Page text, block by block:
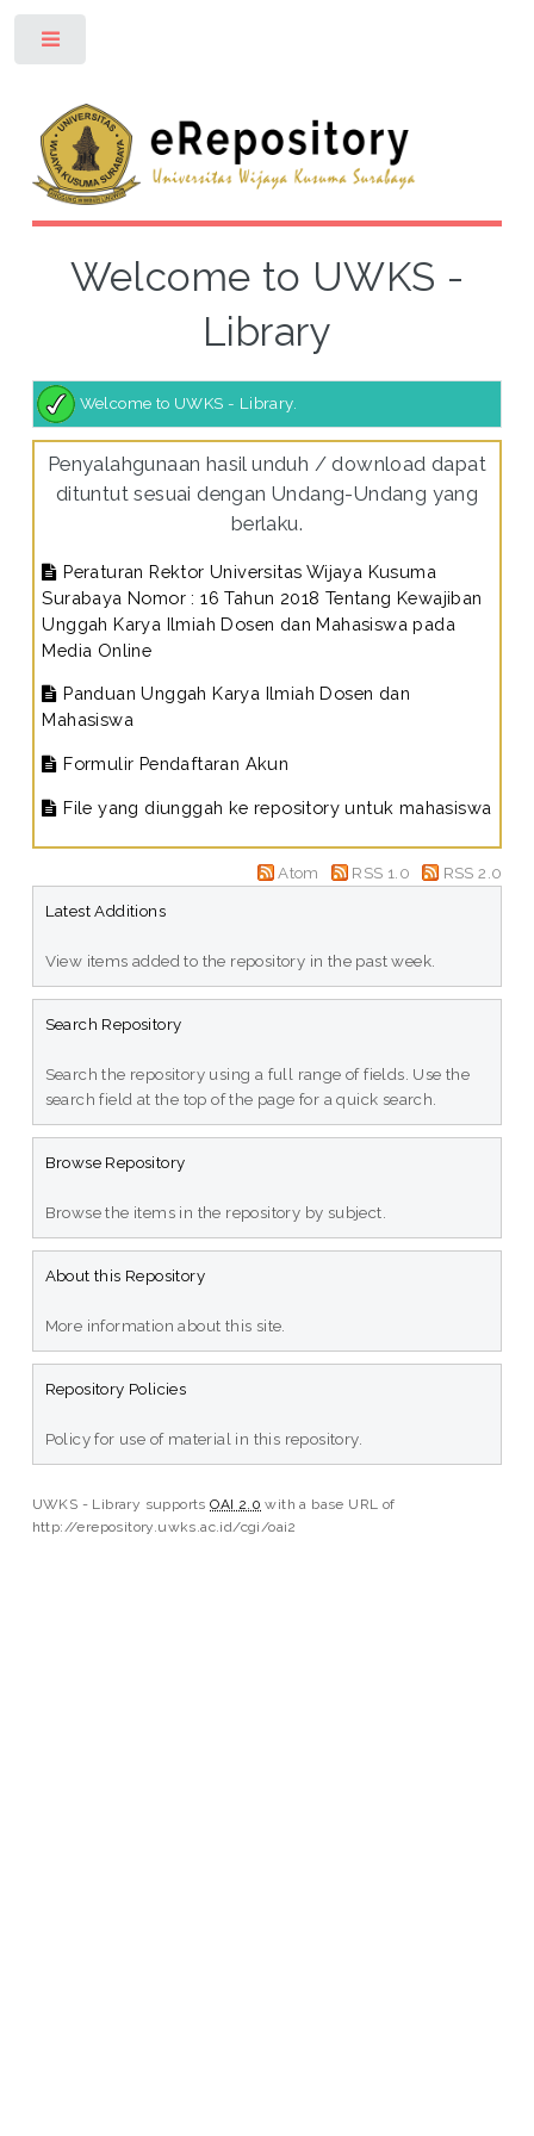
Welcome to UWKS -
Library
Welcome to UWKS - Library.
Penyalahgunaan hasil unduh / download dapat
dituntut sesuai dengan Undang-Undang yang
berlaku.
Peraturan Rektor Universitas Wijaya Kusuma
Surabaya Nomor : 16 Tahun 2018 Tentang Kewajiban
Unggah Karya Ilmiah Dosen dan Mahasiswa pada
Media Online
Panduan Unggah Karya Ilmiah Dosen dan
Mahasiswa
Formulir Pendaftaran Akun
File yang diunggah ke repository untuk mahasiswa
Atom RSS 1.0
RSS 2.0
Latest Additions
View items added to the repository in the past week.
Search Repository
Search the repository using a full range of fields. Use the
search field at the top of the page for a quick search.
Browse Repository
Browse the items in the repository by subject.
About this Repository
More information about this site.
Repository Policies
Policy for use of material in this repository.
UWKS - Library supportsOAI 2.0 with a base URL of
http://erepository.uwks.ac.id/cgi/oai2